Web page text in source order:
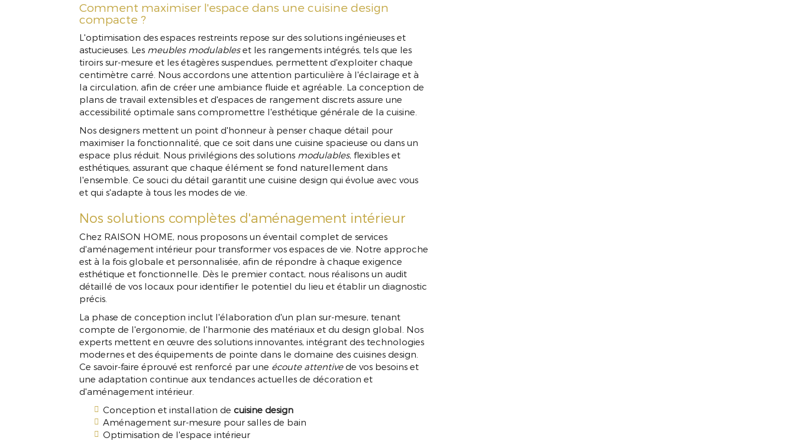
Comment maximiser l'espace dans une cuisine design
compacte ?
L'optimisation des espaces restreints repose sur des solutions ingénieuses et
astucieuses. Les meubles modulableset les rangements intégrés, tels que les
tiroirs sur-mesure et les étagères suspendues, permettent d'exploiter chaque
centimètre carré. Nous accordons une attention particulière à l'éclairage et à
la circulation, afin de créer une ambiance fluide et agréable. La conception de
plans de travail extensibles et d'espaces de rangement discrets assure une
accessibilité optimale sans compromettre l'esthétique générale de la cuisine.
Nos designers mettent un point d'honneur à penser chaque détail pour
maximiser la fonctionnalité, que ce soit dans une cuisine spacieuse ou dans un
espace plus réduit. Nous privilégions des solutions modulables, flexibles et
esthétiques, assurant que chaque élément se fond naturellement dans
l'ensemble. Ce souci du détail garantit une cuisine design qui évolue avec vous
et qui s'adapte à tous les modes de vie.
Nos solutions complètes d'aménagement intérieur
Chez RAISON HOME, nous proposons un éventail complet de services
d'aménagement intérieur pour transformer vos espaces de vie. Notre approche
est à la fois globale et personnalisée, afin de répondre à chaque exigence
esthétique et fonctionnelle. Dès le premier contact, nous réalisons un audit
détaillé de vos locaux pour identifier le potentiel du lieu et établir un diagnostic
précis.
La phase de conception inclut l'élaboration d'un plan sur-mesure, tenant
compte de l'ergonomie, de l'harmonie des matériaux et du design global. Nos
experts mettent en œuvre des solutions innovantes, intégrant des technologies
modernes et des équipements de pointe dans le domaine des cuisines design.
Ce savoir-faire éprouvé est renforcé par une écoute attentivede vos besoins et
une adaptation continue aux tendances actuelles de décoration et
d'aménagement intérieur.
Conception et installation decuisine design
Aménagement sur-mesure pour salles de bain
Optimisation de l'espace intérieur